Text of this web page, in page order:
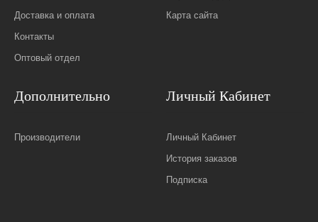
Доставка и оплата
Контакты
Оптовый отдел
Карта сайта
Дополнительно
Производители
Личный Кабинет
Личный Кабинет
История заказов
Подписка